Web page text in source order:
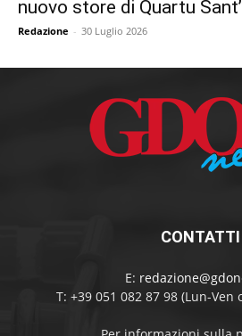
nuovo store di Quartu
Redazione - 30 Luglio 2026
CONTATTI
E:
T: +39 051 082 87 98 (Lun-Ven